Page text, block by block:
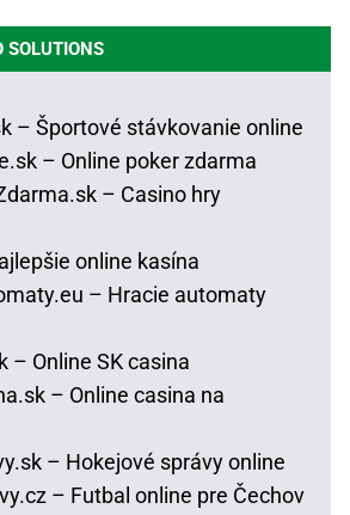
SOLUTIONS
– Športové stávkovanie online
– Online poker zdarma
– Casino hry
online kasína
– Hracie automaty
– Online SK casina
– Online casina na
– Hokejové správy online
– Futbal online pre Čechov